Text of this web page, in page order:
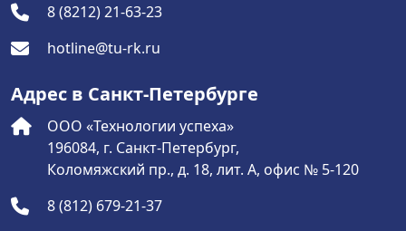
8 (8212) 21-63-23
hotline@tu-rk.ru
Адрес в Санкт-Петербурге
ООО «Технологии успеха»
196084, г. Санкт-Петербург,
Коломяжский пр., д. 18, лит. А, офис № 5-120
8 (812) 679-21-37